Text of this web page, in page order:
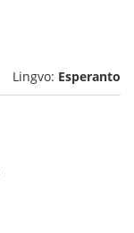
Lingvo: Esperanto